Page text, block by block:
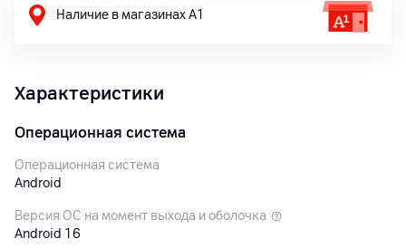
Наличие в магазинах А1
Характеристики
Операционная система
Операционная система
Android
Версия ОС на момент выхода и оболочка
Android 16